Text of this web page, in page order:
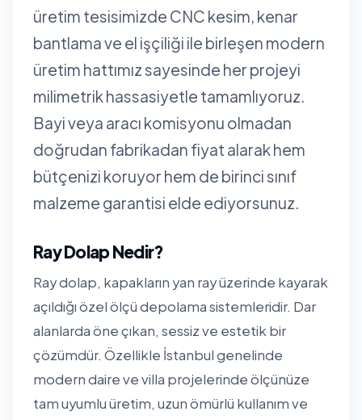
üretim tesisimizde CNC kesim, kenar
bantlama ve el işçiliği ile birleşen modern
üretim hattımız sayesinde her projeyi
milimetrik hassasiyetle tamamlıyoruz.
Bayi veya aracı komisyonu olmadan
doğrudan fabrikadan fiyat alarak hem
bütçenizi koruyor hem de birinci sınıf
malzeme garantisi elde ediyorsunuz.
Ray Dolap Nedir?
Ray dolap, kapakların yan ray üzerinde kayarak
açıldığı özel ölçü depolama sistemleridir. Dar
alanlarda öne çıkan, sessiz ve estetik bir
çözümdür. Özellikle İstanbul genelinde
modern daire ve villa projelerinde ölçünüze
tam uyumlu üretim, uzun ömürlü kullanım ve